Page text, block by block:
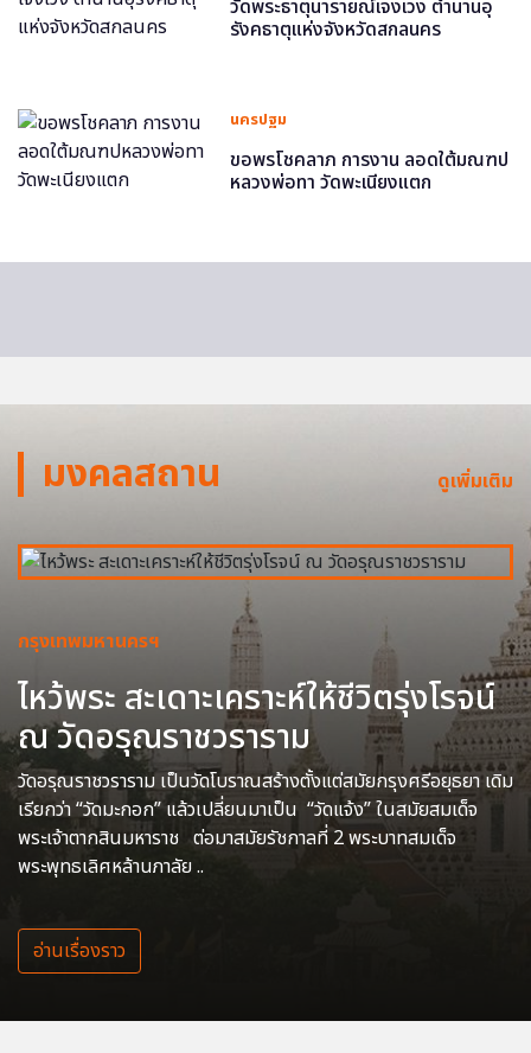
วัดพระธาตุนารายณ์เจงเวง ตำนานอุ
รังคธาตุแห่งจังหวัดสกลนคร
นครปฐม
ขอพรโชคลาภ การงาน ลอดใต้มณฑป
หลวงพ่อทา วัดพะเนียงแตก
มงคลสถาน ดูเพิ่มเติม
กรุงเทพมหานครฯ
ไหว้พระ สะเดาะเคราะห์ให้ชีวิตรุ่งโรจน์
ณ วัดอรุณราชวราราม
วัดอรุณราชวราราม เป็นวัดโบราณสร้างตั้งแต่สมัยกรุงศรีอยุธยา เดิม
เรียกว่า “วัดมะกอก” แล้วเปลี่ยนมาเป็น “วัดแจ้ง” ในสมัยสมเด็จ
พระเจ้าตากสินมหาราช ต่อมาสมัยรัชกาลที่ 2 พระบาทสมเด็จ
พระพุทธเลิศหล้านภาลัย ..
อ่านเรื่องราว